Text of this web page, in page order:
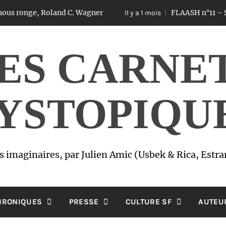
Roland C. Wagner Il y a 1 mois FLAASH n°11 – Sex,
imaginaires, par Julien Amic (Usbek & Rica,
PRESSE CULTURE SF